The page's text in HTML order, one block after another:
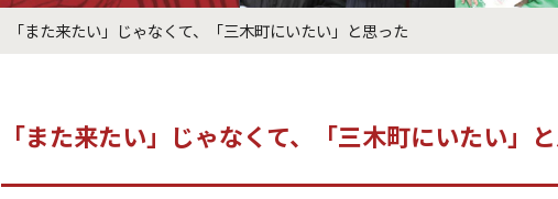
「また来たい」じゃなくて、「三木町にいたい」と思った
「また来たい」じゃなくて、「三木町にいたい」